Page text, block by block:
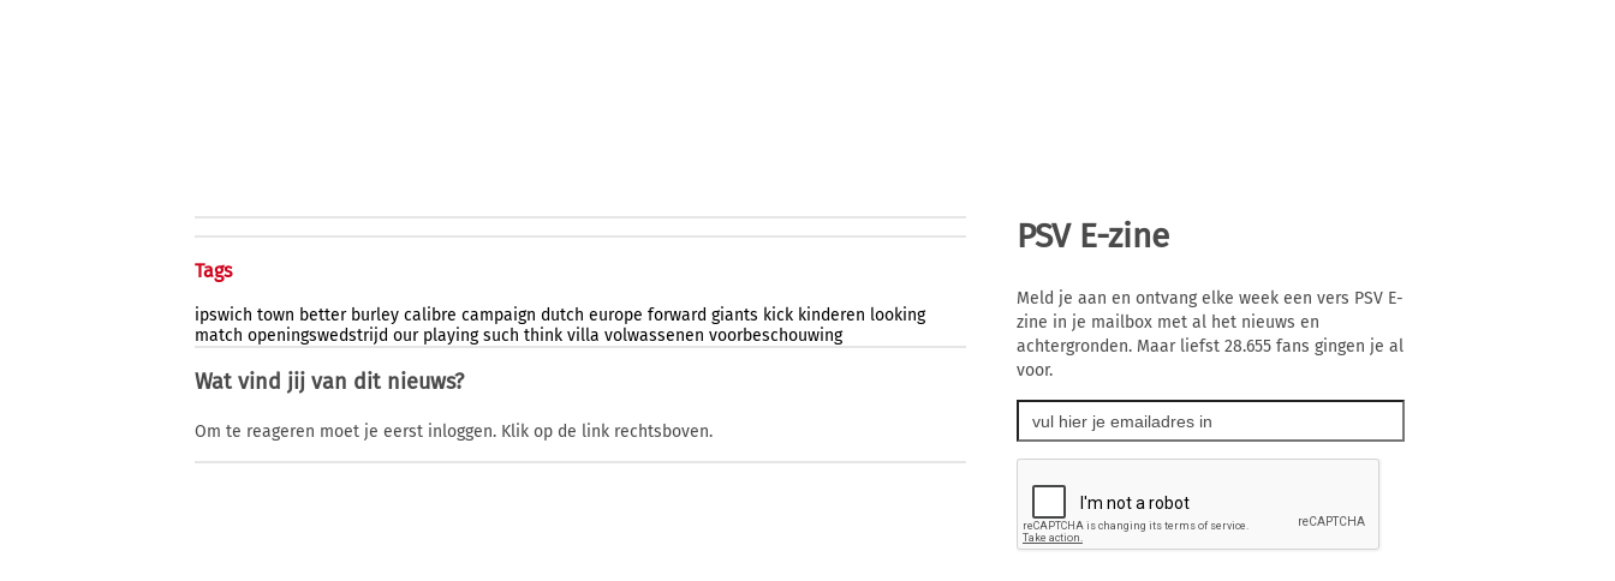
Tags
ipswich town better burley calibre campaign dutch europe forward giants kick kinderen looking
match openingswedstrijd our playing such think villa volwassenen voorbeschouwing
Wat vind jij van dit nieuws?
Om te reageren moet je eerst inloggen. Klik op de link rechtsboven.
PSV E-zine
Meld je aan en ontvang elke week een vers PSV E-
zine in je mailbox met al het nieuws en
achtergronden. Maar liefst 28.655 fans gingen je al
voor.